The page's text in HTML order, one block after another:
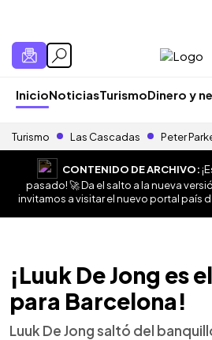
InicioNoticiasTurismoDinero y
Turismo Las Cascadas Peter
CONTENIDO DE ARCHIVO:
pasado! 🚀 Da el salto a la nueva
invitamos a visitar el nuevo portal país
¡Luuk De Jong es
para Barcelona!
Luuk De Jong saltó del